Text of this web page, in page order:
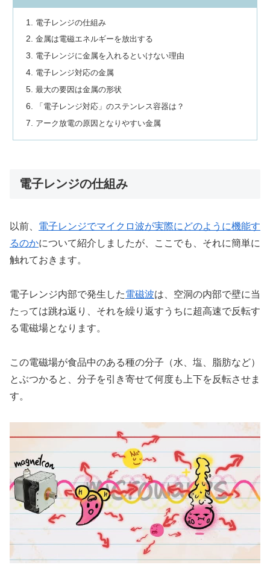
電子レンジの仕組み
金属は電磁エネルギーを放出する
電子レンジに金属を入れるといけない理由
電子レンジ対応の金属
最大の要因は金属の形状
「電子レンジ対応」のステンレス容器は？
アーク放電の原因となりやすい金属
電子レンジの仕組み
以前、 電子レンジでマイクロ波が実際にどのように機能す
るのかについて紹介しましたが、ここでも、それに簡単に
触れておきます。
電子レンジ内部で発生した電磁波は、空洞の内部で壁に当
たっては跳ね返り、それを繰り返すうちに超高速で反転す
る電磁場となります。
この電磁場が食品中のある種の分子（水、塩、脂肪など）
とぶつかると、分子を引き寄せて何度も上下を反転させま
す。